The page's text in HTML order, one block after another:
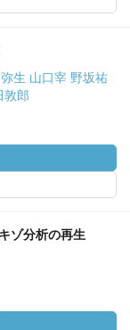
生 山口宰 野坂祐
敦郎
ゾ分析の再生